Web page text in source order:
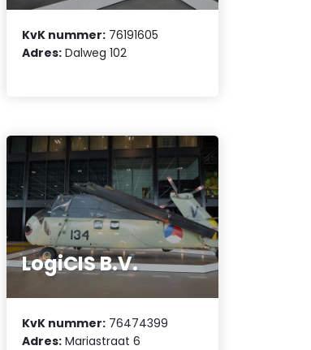
KvK nummer: 76191605
Adres: Dalweg 102
LogiCIS B.V.
KvK nummer: 76474399
Adres: Mariastraat 6